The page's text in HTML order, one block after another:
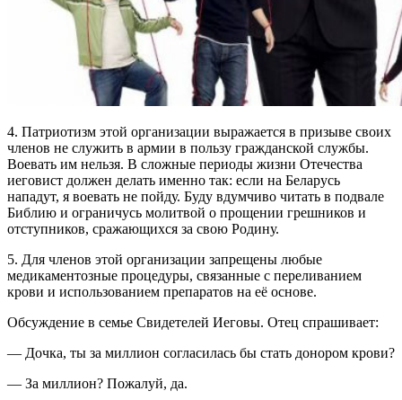
4. Патриотизм этой организации выражается в призыве своих
членов не служить в армии в пользу гражданской службы.
Воевать им нельзя. В сложные периоды жизни Отечества
иеговист должен делать именно так: если на Беларусь
нападут, я воевать не пойду. Буду вдумчиво читать в подвале
Библию и ограничусь молитвой о прощении грешников и
отступников, сражающихся за свою Родину.
5. Для членов этой организации запрещены любые
медикаментозные процедуры, связанные с переливанием
крови и использованием препаратов на её основе.
Обсуждение в семье Свидетелей Иеговы. Отец спрашивает:
— Дочка, ты за миллион согласилась бы стать донором крови?
— За миллион? Пожалуй, да.